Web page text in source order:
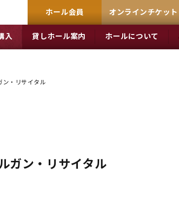
ホール会員 オンラインチケット
入 貸しホール案内 ホールについて
ン・リサイタル
ガン・リサイタル